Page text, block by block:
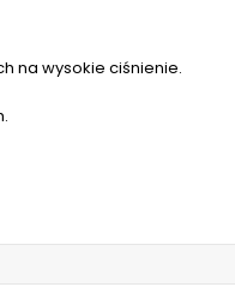
na wysokie ciśnienie.